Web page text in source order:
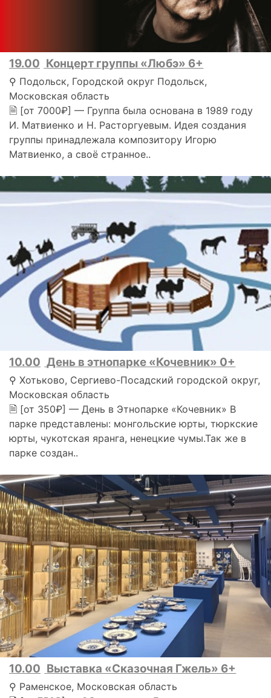
19.00 Концерт группы «Любэ» 6+
⚲ Подольск, Городской округ Подольск,
Московская область
🗎 [от 7000₽] — Группа была основана в 1989 году
И. Матвиенко и Н. Расторгуевым. Идея создания
группы принадлежала композитору Игорю
Матвиенко, а своё странное..
10.00 День в этнопарке «Кочевник» 0+
⚲ Хотьково, Сергиево-Посадский городской округ,
Московская область
🗎 [от 350₽] — День в Этнопарке «Кочевник» В
парке представлены: монгольские юрты, тюркские
юрты, чукотская яранга, ненецкие чумы.Так же в
парке создан..
10.00 Выставка «Сказочная Гжель» 6+
⚲ Раменское, Московская область